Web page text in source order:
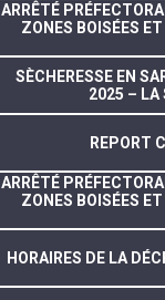
ARRÊTÉ
ZONES BOISÉES
SÈCHERESSE EN
2025 – LA
REPORT
ARRÊTÉ
ZONES BOISÉES
HORAIRES DE LA